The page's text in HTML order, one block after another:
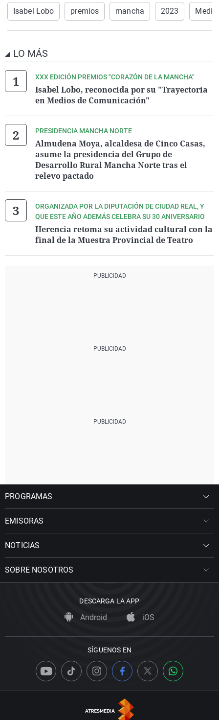
Isabel Lobo premios mancha 2023
LO MÁS
XXX EDICIÓN PREMIOS "CORAZÓN DE LA MANCHA"
Isabel Lobo, reconocida por su "Trayectoria
en Medios de Comunicación"
PRESIDENCIA MANCHA NORTE
Almudena Moya, alcaldesa de Cinco Casas,
asume la presidencia del Grupo de
Desarrollo Rural Mancha Norte tras el
relevo pactado
ORGANIZADA POR LA DIPUTACIÓN DE CIUDAD REAL, Y
QUE ESTE AÑO ADEMÁS CELEBRA SU 30 ANIVERSARIO
Herencia retoma su actividad cultural con la
final de la Muestra Provincial de Teatro
PROGRAMAS
EMISORAS
NOTICIAS
SOBRE NOSOTROS
DESCARGA LA APP
Android iOS
SÍGUENOS EN